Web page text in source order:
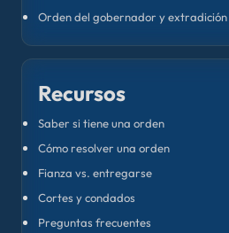
Orden del gobernador y extradición
Recursos
Saber si tiene una orden
Cómo resolver una orden
Fianza vs. entregarse
Cortes y condados
Preguntas frecuentes